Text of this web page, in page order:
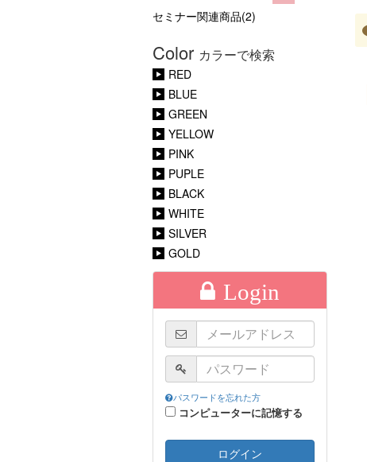
セミナー関連商品(2)
Color カラーで検索
RED
BLUE
GREEN
YELLOW
PINK
PUPLE
BLACK
WHITE
SILVER
GOLD
Login
パスワードを忘れた方
コンピューターに記憶する
ログイン